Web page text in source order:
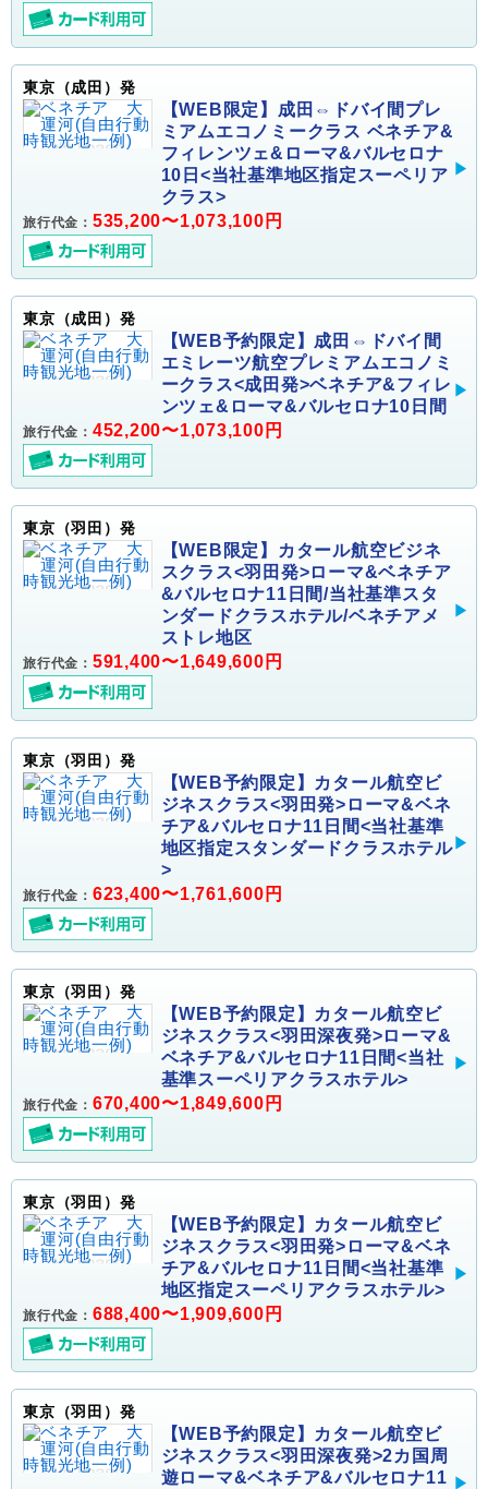
東京（成田）発
【WEB限定】成田⇔ドバイ間プレ
ミアムエコノミークラス ベネチア&
フィレンツェ&ローマ&バルセロナ
10日<当社基準地区指定スーペリア
クラス>
旅行代金： 535,200〜1,073,100円
東京（成田）発
【WEB予約限定】成田⇔ドバイ間
エミレーツ航空プレミアムエコノミ
ークラス<成田発>ベネチア&フィレ
ンツェ&ローマ&バルセロナ10日間
旅行代金： 452,200〜1,073,100円
東京（羽田）発
【WEB限定】カタール航空ビジネ
スクラス<羽田発>ローマ&ベネチア
&バルセロナ11日間/当社基準スタ
ンダードクラスホテル/ベネチアメ
ストレ地区
旅行代金： 591,400〜1,649,600円
東京（羽田）発
【WEB予約限定】カタール航空ビ
ジネスクラス<羽田発>ローマ&ベネ
チア&バルセロナ11日間<当社基準
地区指定スタンダードクラスホテル
>
旅行代金： 623,400〜1,761,600円
東京（羽田）発
【WEB予約限定】カタール航空ビ
ジネスクラス<羽田深夜発>ローマ&
ベネチア&バルセロナ11日間<当社
基準スーペリアクラスホテル>
旅行代金： 670,400〜1,849,600円
東京（羽田）発
【WEB予約限定】カタール航空ビ
ジネスクラス<羽田発>ローマ&ベネ
チア&バルセロナ11日間<当社基準
地区指定スーペリアクラスホテル>
旅行代金： 688,400〜1,909,600円
東京（羽田）発
【WEB予約限定】カタール航空ビ
ジネスクラス<羽田深夜発>2カ国周
遊ローマ&ベネチア&バルセロナ11